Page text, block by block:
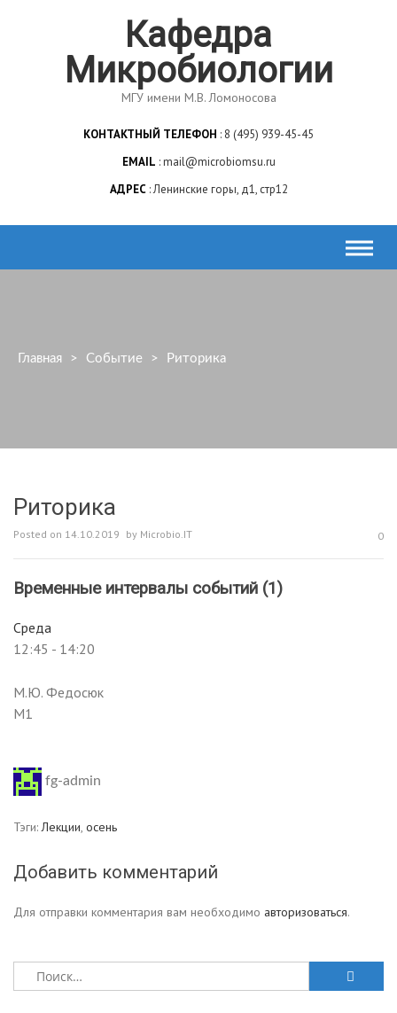
Кафедра
Микробиологии
МГУ имени М.В. Ломоносова
КОНТАКТНЫЙ ТЕЛЕФОН 8 (495) 939-45-45
EMAIL mail@microbiomsu.ru
АДРЕС Ленинские горы, д1, стр12
Главная > Событие > Риторика
Риторика
Posted on 14.10.2019 by Microbio.IT 0
Временные интервалы событий (1)
Среда
12:45 - 14:20
М.Ю. Федосюк
М1
fg-admin
Тэги:Лекции, осень
Добавить комментарий
Для отправки комментария вам необходимо авторизоваться.
Найти: